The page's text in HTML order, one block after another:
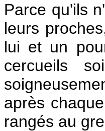
Parce qu'ils
leurs
lui et un
cercueils
après
rangés au